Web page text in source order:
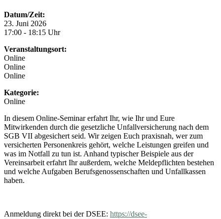
Datum/Zeit:
23. Juni 2026
17:00 - 18:15 Uhr
Veranstaltungsort:
Online
Online
Online
Kategorie:
Online
In diesem Online-Seminar erfahrt Ihr, wie Ihr und Eure
Mitwirkenden durch die gesetzliche Unfallversicherung nach dem
SGB VII abgesichert seid. Wir zeigen Euch praxisnah, wer zum
versicherten Personenkreis gehört, welche Leistungen greifen und
was im Notfall zu tun ist. Anhand typischer Beispiele aus der
Vereinsarbeit erfahrt Ihr außerdem, welche Meldepflichten bestehen
und welche Aufgaben Berufsgenossenschaften und Unfallkassen
haben.
Anmeldung direkt bei der DSEE: https://dsee-